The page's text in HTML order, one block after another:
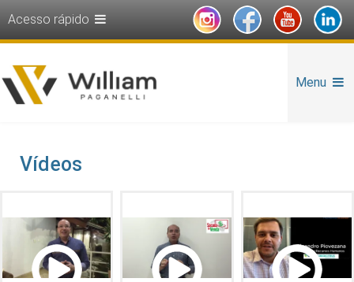
Acesso rápido
Menu
Vídeos